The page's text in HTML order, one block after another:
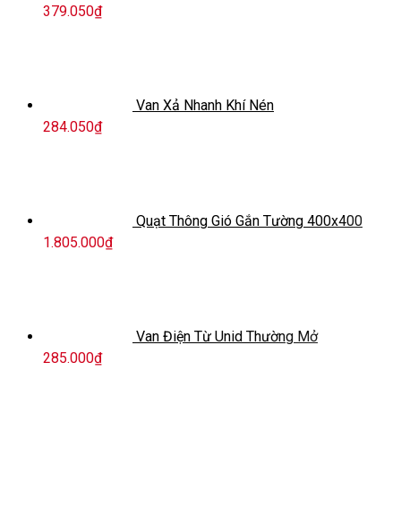
379.050₫
Van Xả Nhanh Khí Nén
284.050₫
Quạt Thông Gió Gắn Tường 400x400
1.805.000₫
Van Điện Từ Unid Thường Mở
285.000₫